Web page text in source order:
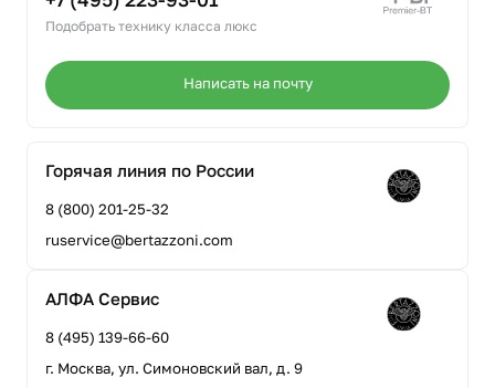
Подобрать технику класса люкс
Написать на почту
Горячая линия по России
8 (800) 201-25-32
ruservice@bertazzoni.com
АЛФА Сервис
8 (495) 139-66-60
г. Москва, ул. Симоновский вал, д. 9